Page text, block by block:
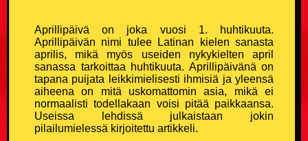
Jouluvitsit
Kasinovitsit
Kouluvitsit
Ladavitsit
Aprillipäivä on joka vuosi 1. huhtikuuta.
Aprillipäivän nimi tulee Latinan kielen sanasta
aprilis, mikä myös useiden nykykielten april
sanassa tarkoittaa huhtikuuta. Aprillipäivänä on
tapana puijata leikkimielisesti ihmisiä ja yleensä
aiheena on mitä uskomattomin asia, mikä ei
normaalisti todellakaan voisi pitää paikkaansa.
Useissa lehdissä julkaistaan jokin
pilailumielessä kirjoitettu artikkeli.